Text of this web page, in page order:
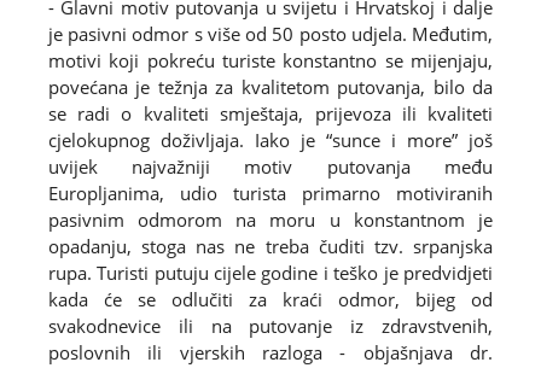
- Glavni motiv putovanja u svijetu i Hrvatskoj i dalje
je pasivni odmor s više od 50 posto udjela. Međutim,
motivi koji pokreću turiste konstantno se mijenjaju,
povećana je težnja za kvalitetom putovanja, bilo da
se radi o kvaliteti smještaja, prijevoza ili kvaliteti
cjelokupnog doživljaja. Iako je “sunce i more” još
uvijek najvažniji motiv putovanja među
Europljanima, udio turista primarno motiviranih
pasivnim odmorom na moru u konstantnom je
opadanju, stoga nas ne treba čuditi tzv. srpanjska
rupa. Turisti putuju cijele godine i teško je predvidjeti
kada će se odlučiti za kraći odmor, bijeg od
svakodnevice ili na putovanje iz zdravstvenih,
poslovnih ili vjerskih razloga - objašnjava dr.